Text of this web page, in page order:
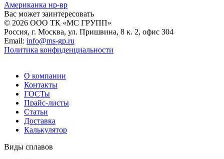
Американка нр-вр
Вас может заинтересовать
© 2026 ООО ТК «МС ГРУПП»
Россия, г. Москва, ул. Пришвина, 8 к. 2, офис 304
Email: info@ms-gp.ru
Политика конфиденциальности
О компании
Контакты
ГОСТы
Прайс-листы
Статьи
Доставка
Калькулятор
Виды сплавов